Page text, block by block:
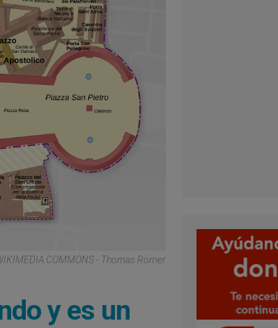
COMMONS - Thomas Römer
y es un